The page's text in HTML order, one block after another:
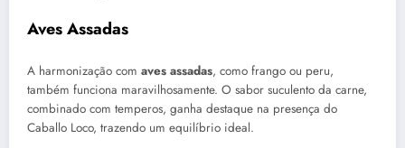
Aves Assadas
A harmonização com aves assadas, como frango ou peru,
também funciona maravilhosamente. O sabor suculento da carne,
combinado com temperos, ganha destaque na presença do
Caballo Loco, trazendo um equilíbrio ideal.